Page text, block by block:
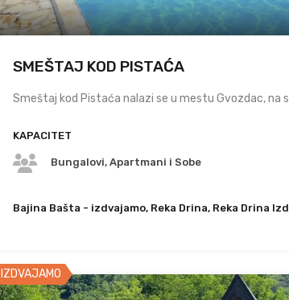
SMEŠTAJ KOD PISTAĆA
Smeštaj kod Pistaća nalazi se u mestu Gvozdac, na
KAPACITET
Bungalovi, Apartmani i Sobe
Bajina Bašta - izdvajamo, Reka Drina, Reka Drina
IZDVAJAMO